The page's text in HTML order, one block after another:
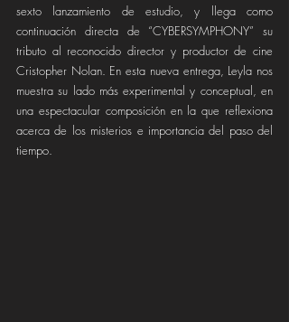
sexto lanzamiento de estudio, y llega como
continuación directa de “CYBERSYMPHONY” su
tributo al reconocido director y productor de cine
Cristopher Nolan. En esta nueva entrega, Leyla nos
muestra su lado más experimental y conceptual, en
una espectacular composición en la que reflexiona
acerca de los misterios e importancia del paso del
tiempo.